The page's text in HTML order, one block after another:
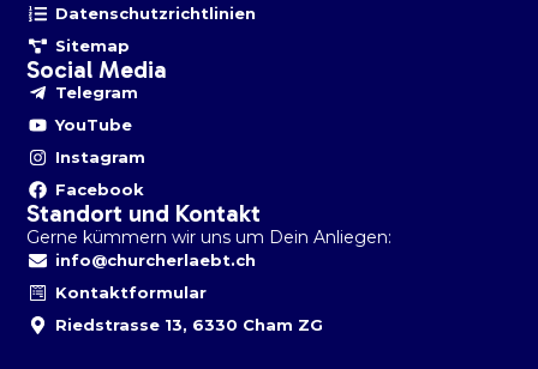
Datenschutzrichtlinien
Sitemap
Social Media
Telegram
YouTube
Instagram
Facebook
Standort und Kontakt
Gerne kümmern wir uns um Dein Anliegen:
info@churcherlaebt.ch
Kontaktformular
Riedstrasse 13, 6330 Cham ZG